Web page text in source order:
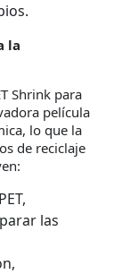
la
Shrink para
película
lo que la
de reciclaje
las